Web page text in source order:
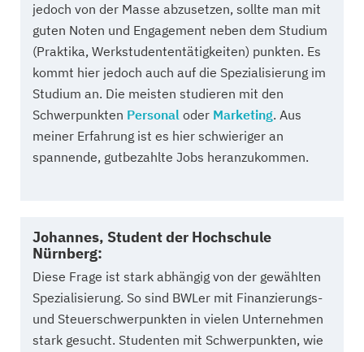
jedoch von der Masse abzusetzen, sollte man mit
guten Noten und Engagement neben dem Studium
(Praktika, Werkstudententätigkeiten) punkten. Es
kommt hier jedoch auch auf die Spezialisierung im
Studium an. Die meisten studieren mit den
Schwerpunkten Personal oder Marketing. Aus
meiner Erfahrung ist es hier schwieriger an
spannende, gutbezahlte Jobs heranzukommen.
Johannes, Student der Hochschule
Nürnberg:
Diese Frage ist stark abhängig von der gewählten
Spezialisierung. So sind BWLer mit Finanzierungs-
und Steuerschwerpunkten in vielen Unternehmen
stark gesucht. Studenten mit Schwerpunkten, wie